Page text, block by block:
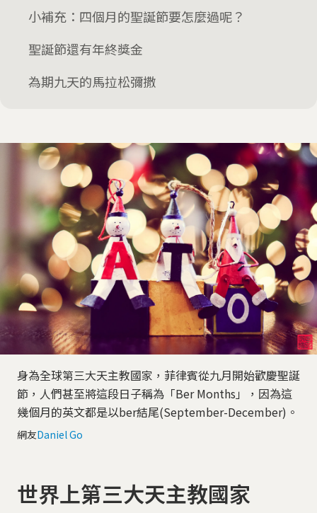
小補充：四個月的聖誕節要怎麼過呢？
聖誕節還有年終獎金
為期九天的馬拉松彌撒
身為全球第三大天主教國家，菲律賓從九月開始歡慶聖誕
節，人們甚至將這段日子稱為「Ber Months」，因為這
幾個月的英文都是以ber結尾(September-December)。
網友Daniel Go
世界上第三大天主教國家